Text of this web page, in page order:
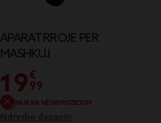
APARAT RROJE PER
MASHKUJ
19€
99
NUK KA NË DISPOZICION